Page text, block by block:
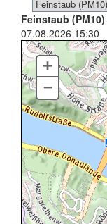
Feinstaub (PM10)
07.08.2026 15:30
+
–